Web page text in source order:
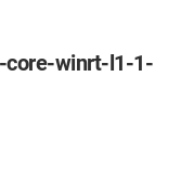
core-winrt-l1-1-